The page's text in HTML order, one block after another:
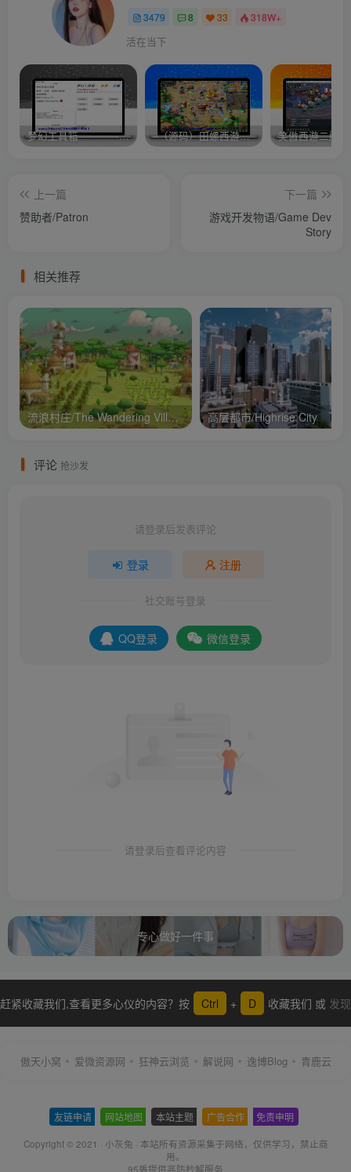
3479 8 33 318W+
活在当下
梦幻工具箱————-免费 –（源码）田螺西游9.0 假人摆摊18门派飞升渡劫化圣助战最新BB谛听…. 笑傲西游二版-
上一篇
赞助者/Patron
下一篇
游戏开发物语/Game Dev
Story
相关推荐
流浪村庄/The Wandering Village 高层都市/Highrise City
评论 抢沙发
请登录后发表评论
登录 注册
社交账号登录
QQ登录 微信登录
请登录后查看评论内容
专心做好一件事
赶紧收藏我们,查看更多心仪的内容？按 Ctrl + D 收藏我们 或 发现
傲天小窝 爱微资源网 狂神云浏览 解说网 逸博Blog 青鹿云
友链申请 网站地图 本站主题 广告合作 免责申明
Copyright © 2021 · 小灰兔 · 本站所有资源采集于网络，仅供学习，禁止商
用。
95盾提供高防秒解服务